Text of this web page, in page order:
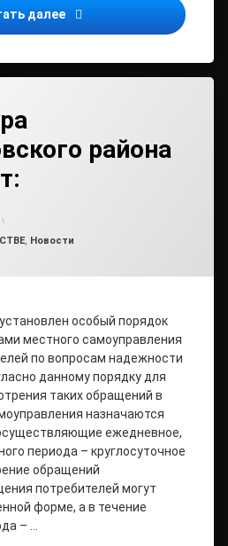
далее Прокуратура
района
, Новости
особый порядок
местного самоуправления
по вопросам надежности
данному порядку для
таких обращений в
назначаются
ежедневное,
периода – круглосуточное
обращений
потребителей могут
форме, а в течение
– …